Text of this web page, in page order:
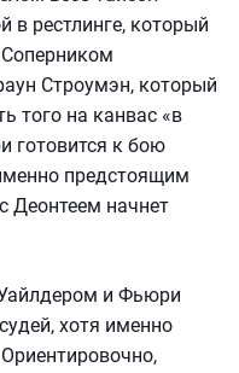
в рестлинге, который
Строумэн, который
того на канвас «в
готовится к бою
предстоящим
Деонтеем начнет
и Фьюри
хотя именно